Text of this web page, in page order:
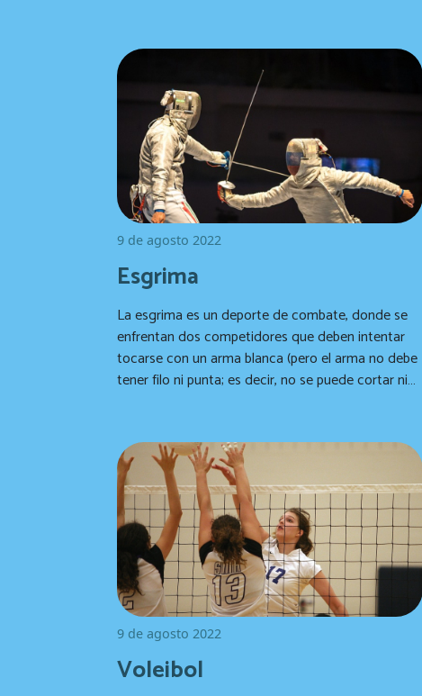
disfrutar del aire libre y del ejercicio.
9 de agosto 2022
Esgrima
La esgrima es un deporte de combate, donde se
enfrentan dos competidores que deben intentar
tocarse con un arma blanca (pero el arma no debe
tener filo ni punta; es decir, no se puede cortar ni
y florete.
9 de agosto 2022
Voleibol